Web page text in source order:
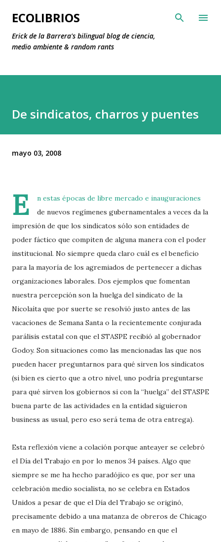
Ir al contenido principal
ECOLIBRIOS
Erick de la Barrera's bilingual blog de ciencia,
medio ambiente & random rants
De sindicatos, charros y puentes
mayo 03, 2008
E
n estas épocas de libre mercado e inauguraciones
de nuevos regímenes gubernamentales a veces da la
impresión de que los sindicatos sólo son entidades de
poder fáctico que compiten de alguna manera con el poder
institucional. No siempre queda claro cuál es el beneficio
para la mayoría de los agremiados de pertenecer a dichas
organizaciones laborales. Dos ejemplos que fomentan
nuestra percepción son la huelga del sindicato de la
Nicolaíta que por suerte se resolvió justo antes de las
vacaciones de Semana Santa o la recientemente conjurada
parálisis estatal con que el STASPE recibió al gobernador
Godoy. Son situaciones como las mencionadas las que nos
pueden hacer preguntarnos para qué sirven los sindicatos
(si bien es cierto que a otro nivel, uno podría preguntarse
para qué sirven los gobiernos si con la “huelga” del STASPE
buena parte de las actividades en la entidad siguieron
business as usual, pero eso será tema de otra entrega).
Esta reflexión viene a colación porque anteayer se celebró
el Día del Trabajo en por lo menos 34 países. Algo que
siempre se me ha hecho paradójico es que, por ser una
celebración medio socialista, no se celebra en Estados
Unidos a pesar de que el Día del Trabajo se originó,
precisamente debido a una matanza de obreros de Chicago
en mayo de 1886. Sin embargo, pensando en que el